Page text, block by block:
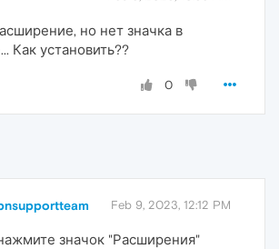
но нет значка в
Как установить??
0
Feb 9, 2023, 12:12 PM
значок "Расширения"